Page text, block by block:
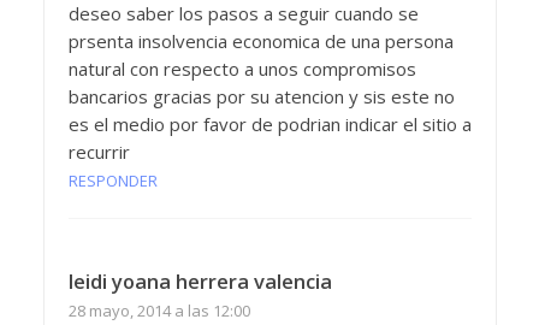
deseo saber los pasos a seguir cuando se
prsenta insolvencia economica de una persona
natural con respecto a unos compromisos
bancarios gracias por su atencion y sis este no
es el medio por favor de podrian indicar el sitio a
recurrir
RESPONDER
leidi yoana herrera valencia
28 mayo, 2014 a las 12:00